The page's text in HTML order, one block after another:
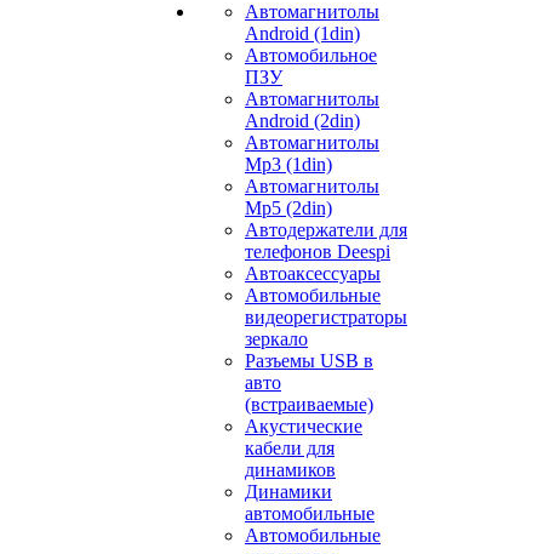
Автомагнитолы
Android (1din)
Автомобильное
ПЗУ
Автомагнитолы
Android (2din)
Автомагнитолы
Mp3 (1din)
Автомагнитолы
Mp5 (2din)
Автодержатели для
телефонов Deespi
Автоаксессуары
Автомобильные
видеорегистраторы
зеркало
Разъемы USB в
авто
(встраиваемые)
Акустические
кабели для
динамиков
Динамики
автомобильные
Автомобильные